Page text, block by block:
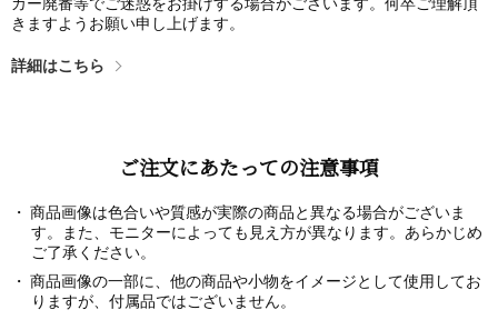
きますようお願い申し上げます。
詳細はこちら
ご注文にあたっての注意事項
商品画像は色合いや質感が実際の商品と異なる場合がございま
す。また、モニターによっても見え方が異なります。あらかじめ
ご了承ください。
商品画像の一部に、他の商品や小物をイメージとして使用してお
りますが、付属品ではございません。